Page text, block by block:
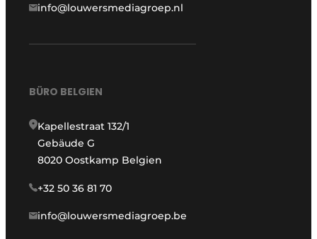
info@louwersmediagroep.nl
BÜRO BELGIEN
Kapellestraat 132/1
Gebäude G
8020 Oostkamp Belgien
+32 50 36 81 70
info@louwersmediagroep.be